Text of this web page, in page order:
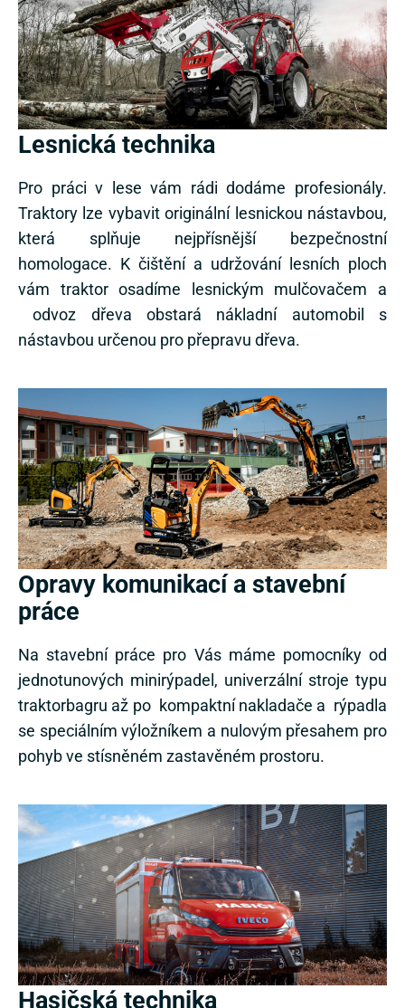
Lesnická technika
Pro práci v lese vám rádi dodáme profesionály.
Traktory lze vybavit originální lesnickou nástavbou,
která splňuje nejpřísnější bezpečnostní
homologace. K čištění a udržování lesních ploch
vám traktor osadíme lesnickým mulčovačem a
odvoz dřeva obstará nákladní automobil s
nástavbou určenou pro přepravu dřeva.
Opravy komunikací a stavební
práce
Na stavební práce pro Vás máme pomocníky od
jednotunových minirýpadel, univerzální stroje typu
traktorbagru až po kompaktní nakladače a rýpadla
se speciálním výložníkem a nulovým přesahem pro
pohyb ve stísněném zastavěném prostoru.
Hasičská technika